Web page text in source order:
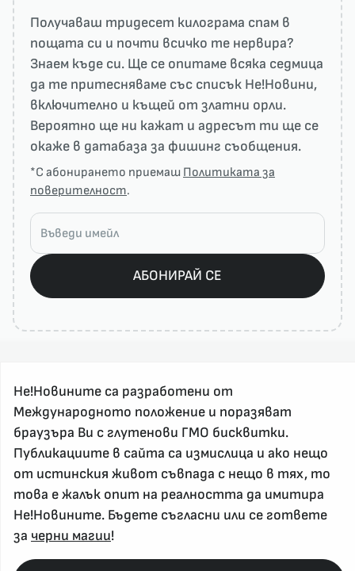
Получаваш тридесет килограма спам в
пощата си и почти всичко те нервира?
Знаем къде си. Ще се опитаме всяка седмица
да те притесняваме със списък He!Новини,
включително и къщей от златни орли.
Вероятно ще ни кажат и адресът ти ще се
окаже в датабаза за фишинг съобщения.
*С абонирането приемаш Политиката за
поверителност.
АБОНИРАЙ СЕ
За реклама и връзка с нас, пишете на
nenovinite@gmail.com
Контакт
За нас
Напиши Не!Новина
Абонирай се
Не!Новините са разработени от
Международното положение и поразяват
браузъра Ви с глутенови ГМО бисквитки.
Публикациите в сайта са измислица и ако нещо
от истинския живот съвпада с нещо в тях, то
това е жалък опит на реалността да имитира
Не!Новините. Бъдете съгласни или се гответе
за черни магии!